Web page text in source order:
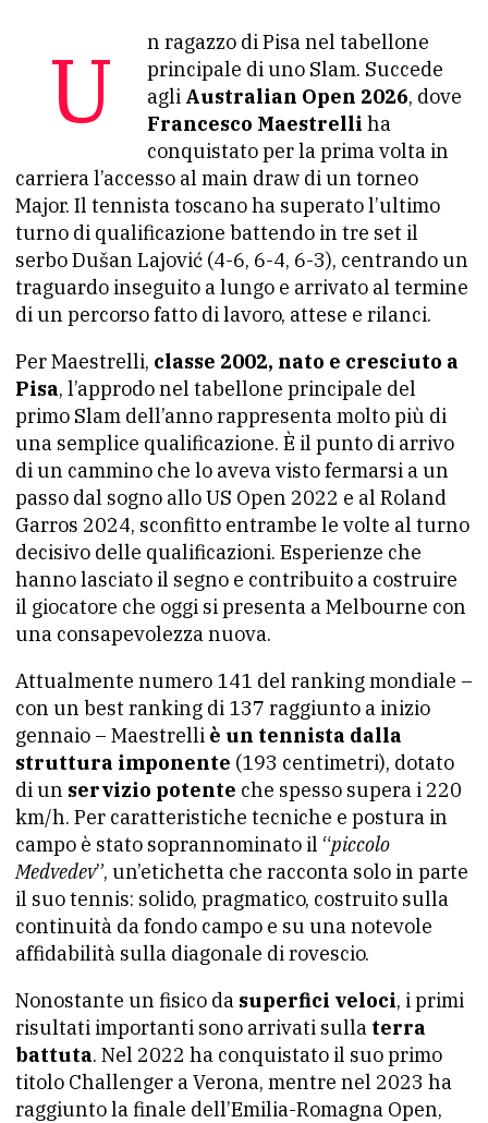
Un ragazzo di Pisa nel tabellone
principale di uno Slam. Succede
agli Australian Open 2026, dove
Francesco Maestrelli ha
conquistato per la prima volta in
carriera l’accesso al main draw di un torneo
Major. Il tennista toscano ha superato l’ultimo
turno di qualificazione battendo in tre set il
serbo Dušan Lajović (4-6, 6-4, 6-3), centrando un
traguardo inseguito a lungo e arrivato al termine
di un percorso fatto di lavoro, attese e rilanci.
Per Maestrelli, classe 2002, nato e cresciuto a
Pisa, l’approdo nel tabellone principale del
primo Slam dell’anno rappresenta molto più di
una semplice qualificazione. È il punto di arrivo
di un cammino che lo aveva visto fermarsi a un
passo dal sogno allo US Open 2022 e al Roland
Garros 2024, sconfitto entrambe le volte al turno
decisivo delle qualificazioni. Esperienze che
hanno lasciato il segno e contribuito a costruire
il giocatore che oggi si presenta a Melbourne con
una consapevolezza nuova.
Attualmente numero 141 del ranking mondiale –
con un best ranking di 137 raggiunto a inizio
gennaio – Maestrelli è un tennista dalla
struttura imponente (193 centimetri), dotato
di un servizio potente che spesso supera i 220
km/h. Per caratteristiche tecniche e postura in
campo è stato soprannominato il “piccolo
Medvedev”, un’etichetta che racconta solo in parte
il suo tennis: solido, pragmatico, costruito sulla
continuità da fondo campo e su una notevole
affidabilità sulla diagonale di rovescio.
Nonostante un fisico da superfici veloci, i primi
risultati importanti sono arrivati sulla terra
battuta. Nel 2022 ha conquistato il suo primo
titolo Challenger a Verona, mentre nel 2023 ha
raggiunto la finale dell’Emilia-Romagna Open,